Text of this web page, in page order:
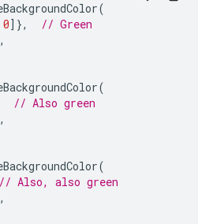
(
0]},
// Green
(
// Also green
(
// Also, also green